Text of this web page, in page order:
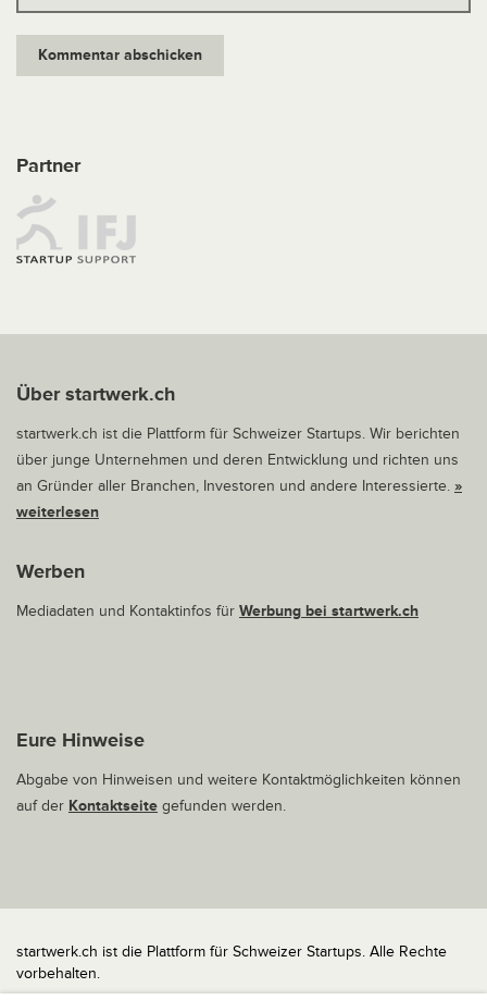
Partner
Über startwerk.ch
startwerk.ch ist die Plattform für Schweizer Startups. Wir berichten
über junge Unternehmen und deren Entwicklung und richten uns
an Gründer aller Branchen, Investoren und andere Interessierte. »
weiterlesen
Werben
Mediadaten und Kontaktinfos für Werbung bei startwerk.ch
Eure Hinweise
Abgabe von Hinweisen und weitere Kontaktmöglichkeiten können
auf der Kontaktseite gefunden werden.
startwerk.ch ist die Plattform für Schweizer Startups. Alle Rechte
vorbehalten.